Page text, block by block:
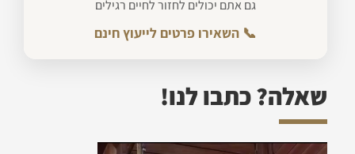
גם אתם יכולים לחזור לחיים רגילים
📞 השאירו פרטים לייעוץ חינם
שאלה? כתבו לנו!